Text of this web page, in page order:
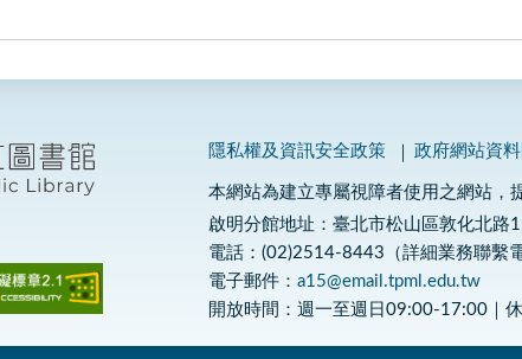
隱私權及資訊安全政策 政府網站資
本網站為建立專屬視障者使用之網站，
啟明分館地址：臺北市松山區敦化北路
電話：(02)2514-8443（詳細業務聯繫
電子郵件：a15@email.tpml.edu.tw
開放時間：週一至週日09:00-17:00｜